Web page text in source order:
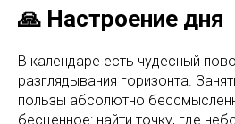
🙏 Настроение дня
В календаре есть чудесный
разглядывания горизонта.
пользы абсолютно
бесценное: найти точку, где